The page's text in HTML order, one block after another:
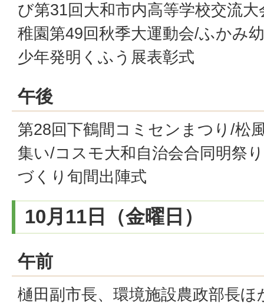
び第31回大和市内高等学校交流
稚園第49回秋季大運動会/ふかみ
少年発明くふう展表彰式
午後
第28回下鶴間コミセンまつり/松
集い/コスモ大和自治会合同明祭
づくり旬間出陣式
10月11日（金曜日）
午前
樋田副市長、環境施設農政部長